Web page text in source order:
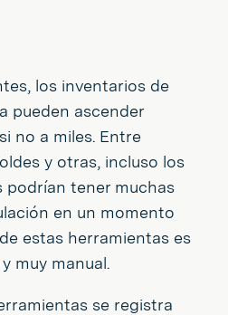
los inventarios de
pueden ascender
no a miles. Entre
y otras, incluso los
podrían tener muchas
en un momento
estas herramientas es
muy manual.
se registra